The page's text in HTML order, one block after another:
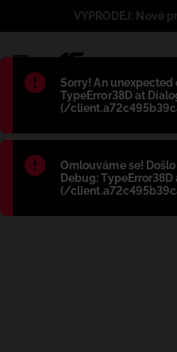
Błąd:
Sorry! An
TypeError38D at
(/
Błąd:
Omlouváme se!
Debug:
(/
VÝPRODEJ: Nové